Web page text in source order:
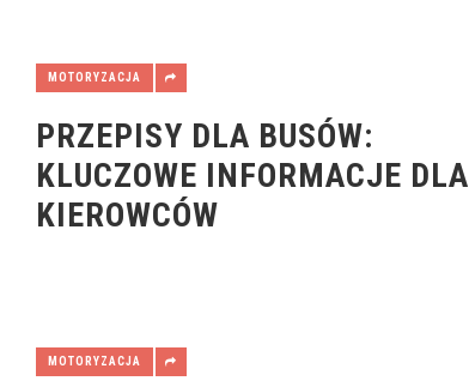
MOTORYZACJA
PRZEPISY DLA BUSÓW:
KLUCZOWE INFORMACJE DLA
KIEROWCÓW
MOTORYZACJA